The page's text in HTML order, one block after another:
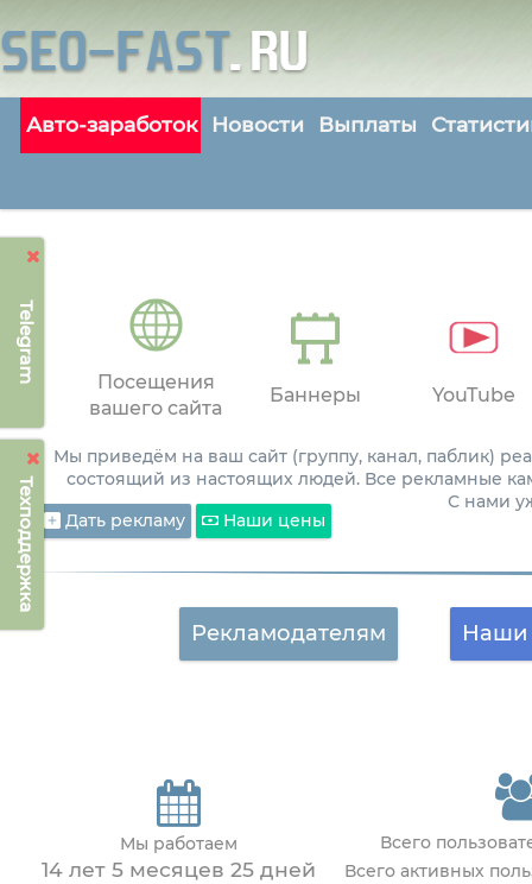
Telegram
Техподдержка
Авто-заработок Новости Выплаты
Посещения
вашего сайта
Баннеры YouTube
Мы приведём на ваш сайт (группу, канал, паблик)
состоящий из настоящих людей. Все рекламные
С нами
Дать рекламу
Наши цены
Рекламодателям Наши
Мы работаем
14 лет 5 месяцев 25 дней
Всего
Всего активных